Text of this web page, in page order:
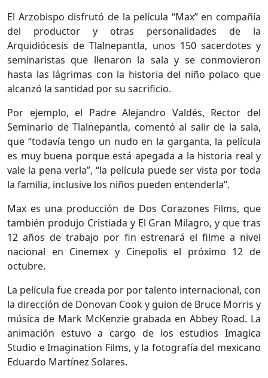
El Arzobispo disfrutó de la película “Max” en compañía
del productor y otras personalidades de la
Arquidiócesis de Tlalnepantla, unos 150 sacerdotes y
seminaristas que llenaron la sala y se conmovieron
hasta las lágrimas con la historia del niño polaco que
alcanzó la santidad por su sacrificio.
Por ejemplo, el Padre Alejandro Valdés, Rector del
Seminario de Tlalnepantla, comentó al salir de la sala,
que “todavía tengo un nudo en la garganta, la película
es muy buena porque está apegada a la historia real y
vale la pena verla”, “la película puede ser vista por toda
la familia, inclusive los niños pueden entenderla”.
Max es una producción de Dos Corazones Films, que
también produjo Cristiada y El Gran Milagro, y que tras
12 años de trabajo por fin estrenará el filme a nivel
nacional en Cinemex y Cinepolis el próximo 12 de
octubre.
La película fue creada por por talento internacional, con
la dirección de Donovan Cook y guion de Bruce Morris y
música de Mark McKenzie grabada en Abbey Road. La
animación estuvo a cargo de los estudios Imagica
Studio e Imagination Films, y la fotografía del mexicano
Eduardo Martínez Solares.